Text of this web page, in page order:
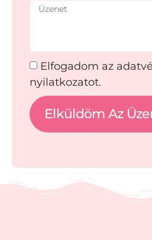
Elfogadom az
nyilatkozatot.
Elküldöm Az